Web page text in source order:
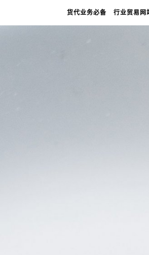
货代业务必备 行业贸易网